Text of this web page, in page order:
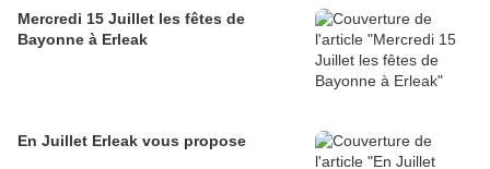
Mercredi 15 Juillet les fêtes de
Bayonne à Erleak
En Juillet Erleak vous propose